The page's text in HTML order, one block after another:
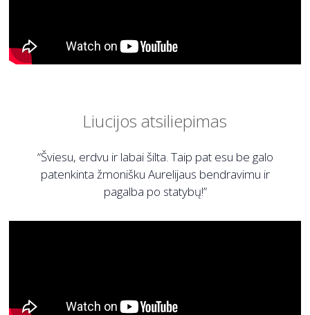
Liucijos atsiliepimas
“Šviesu, erdvu ir labai šilta. Taip pat esu be galo
patenkinta žmonišku Aurelijaus bendravimu ir
pagalba po statybų!”